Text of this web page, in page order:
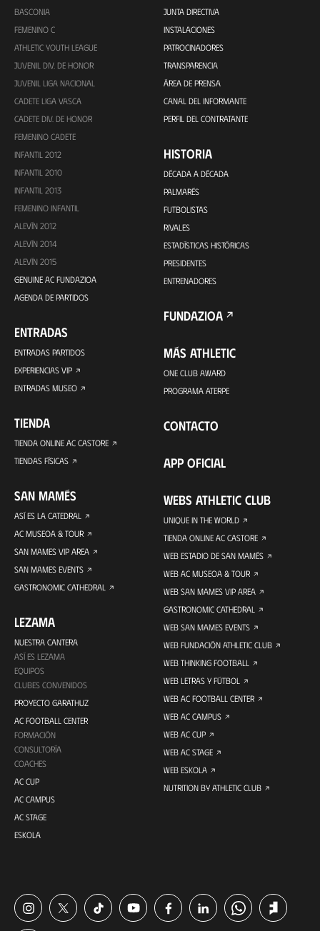
BASCONIA
FEMENINO C
ATHLETIC YOUTH LEAGUE
JUVENIL DIV. DE HONOR
JUVENIL LIGA NACIONAL
CADETE LIGA VASCA
CADETE DIV. DE HONOR
FEMENINO CADETE
INFANTIL 2012
INFANTIL 2010
INFANTIL 2013
FEMENINO INFANTIL
ALEVÍN 2012
ALEVÍN 2014
ALEVÍN 2015
GENUINE AC FUNDAZIOA
AGENDA DE PARTIDOS
ENTRADAS
ENTRADAS PARTIDOS
EXPERIENCIAS VIP
ENTRADAS MUSEO
TIENDA
TIENDA ONLINE AC CASTORE
TIENDAS FÍSICAS
SAN MAMÉS
ASÍ ES LA CATEDRAL
AC MUSEOA & TOUR
SAN MAMES VIP AREA
SAN MAMES EVENTS
GASTRONOMIC CATHEDRAL
LEZAMA
NUESTRA CANTERA
ASÍ ES LEZAMA
EQUIPOS
CLUBES CONVENIDOS
PROYECTO GARATHUZ
AC FOOTBALL CENTER
FORMACIÓN
CONSULTORÍA
COACHES
AC CUP
AC CAMPUS
AC STAGE
ESKOLA
JUNTA DIRECTIVA
INSTALACIONES
PATROCINADORES
TRANSPARENCIA
ÁREA DE PRENSA
CANAL DEL INFORMANTE
PERFIL DEL CONTRATANTE
HISTORIA
DÉCADA A DÉCADA
PALMARÉS
FUTBOLISTAS
RIVALES
ESTADÍSTICAS HISTÓRICAS
PRESIDENTES
ENTRENADORES
FUNDAZIOA
MÁS ATHLETIC
ONE CLUB AWARD
PROGRAMA ATERPE
CONTACTO
APP OFICIAL
WEBS ATHLETIC CLUB
UNIQUE IN THE WORLD
TIENDA ONLINE AC CASTORE
WEB ESTADIO DE SAN MAMÉS
WEB AC MUSEOA & TOUR
WEB SAN MAMES VIP AREA
GASTRONOMIC CATHEDRAL
WEB SAN MAMES EVENTS
WEB FUNDACIÓN ATHLETIC CLUB
WEB THINKING FOOTBALL
WEB LETRAS Y FÚTBOL
WEB AC FOOTBALL CENTER
WEB AC CAMPUS
WEB AC CUP
WEB AC STAGE
WEB ESKOLA
NUTRITION BY ATHLETIC CLUB